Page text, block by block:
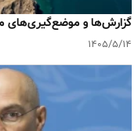
گزارش‌ها و موضع‌گیری‌های
۱۴۰۵/۵/۱۴